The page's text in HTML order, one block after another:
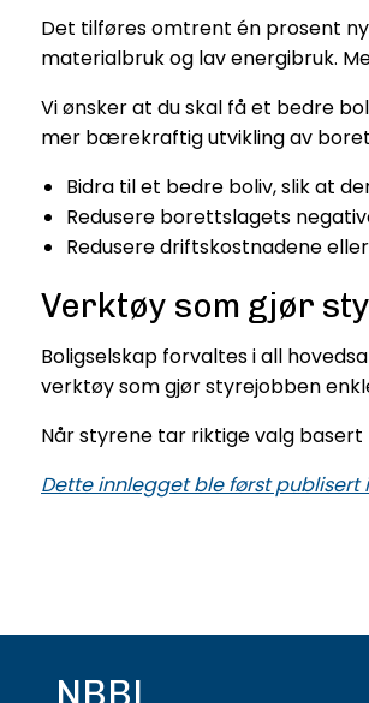
Det tilføres omtrent én prosent
materialbruk og lav energibruk.
Vi ønsker at du skal få et bedre
mer bærekraftig utvikling av
Bidra til et bedre boliv, slik at
Redusere borettslagets
Redusere driftskostnadene
Verktøy som gjør
Boligselskap forvaltes i all
verktøy som gjør styrejobben
Når styrene tar riktige valg
Dette innlegget ble først publisert
NBBL